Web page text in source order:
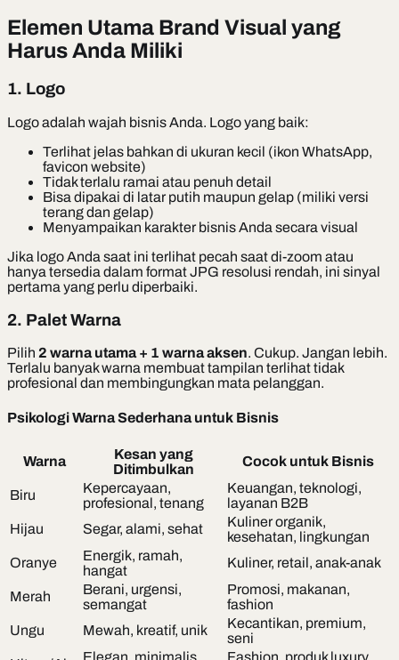
Elemen Utama Brand Visual yang
Harus Anda Miliki
1. Logo
Logo adalah wajah bisnis Anda. Logo yang baik:
Terlihat jelas bahkan di ukuran kecil (ikon WhatsApp,
favicon website)
Tidak terlalu ramai atau penuh detail
Bisa dipakai di latar putih maupun gelap (miliki versi
terang dan gelap)
Menyampaikan karakter bisnis Anda secara visual
Jika logo Anda saat ini terlihat pecah saat di-zoom atau
hanya tersedia dalam format JPG resolusi rendah, ini sinyal
pertama yang perlu diperbaiki.
2. Palet Warna
Pilih 2 warna utama + 1 warna aksen. Cukup. Jangan lebih.
Terlalu banyak warna membuat tampilan terlihat tidak
profesional dan membingungkan mata pelanggan.
Psikologi Warna Sederhana untuk Bisnis
Warna
Kesan yang
Ditimbulkan
Cocok untuk Bisnis
Biru
Kepercayaan,
profesional, tenang
Keuangan, teknologi,
layanan B2B
Hijau
Segar, alami, sehat
Kuliner organik,
kesehatan, lingkungan
Oranye
Energik, ramah,
hangat
Kuliner, retail, anak-anak
Merah
Berani, urgensi,
semangat
Promosi, makanan,
fashion
Ungu
Mewah, kreatif, unik
Kecantikan, premium,
seni
Elegan, minimalis, Fashion, produk luxury,